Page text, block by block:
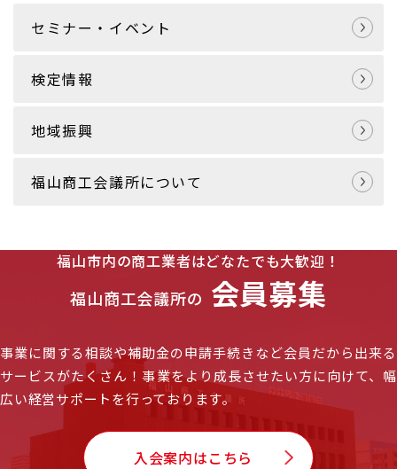
セミナー・イベント
検定情報
地域振興
福山商工会議所について
福山市内の商工業者はどなたでも大歓迎！
福山商工会議所の 会員募集
事業に関する相談や補助金の申請手続きなど会員だから出来る
サービスがたくさん！事業をより成長させたい方に向けて、幅
広い経営サポートを行っております。
入会案内はこちら